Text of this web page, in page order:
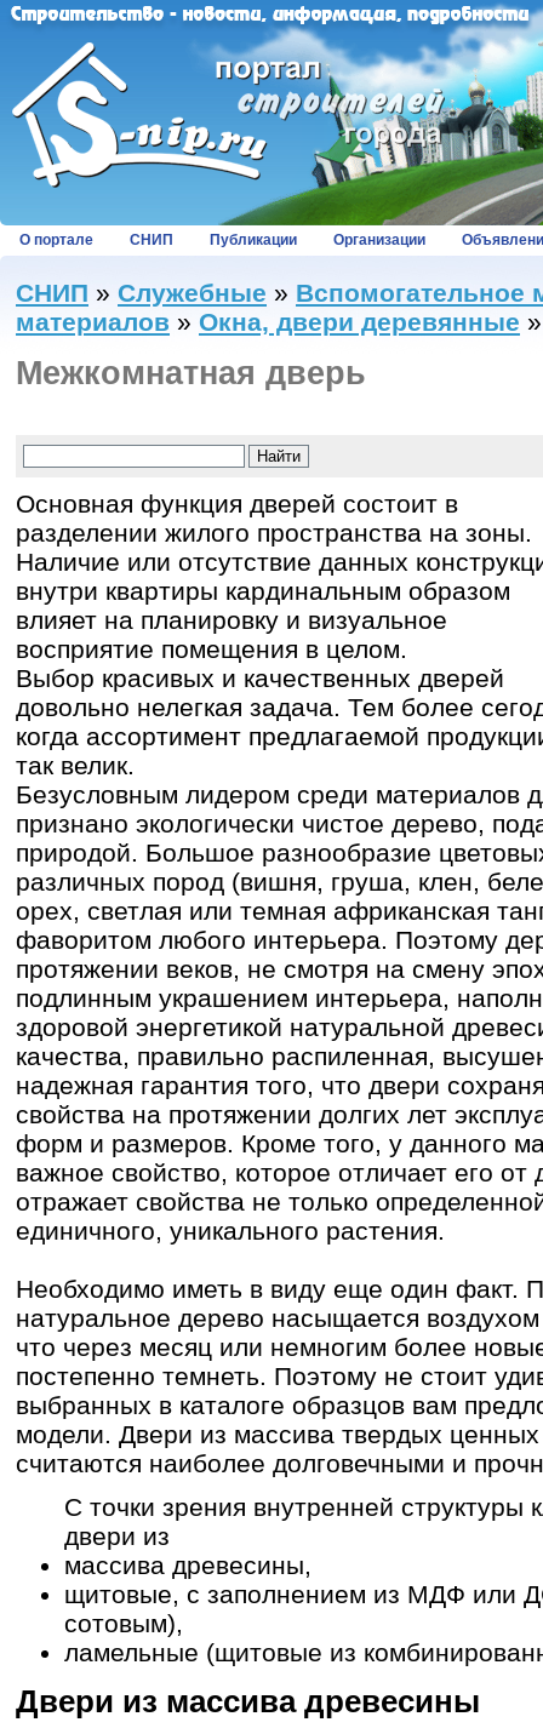
О портале СНИП Публикации Организации
СНИП » Служебные » Вспомогательное
материалов » Окна, двери деревянные
Межкомнатная дверь
Основная функция дверей состоит в
разделении жилого пространства на зоны.
Наличие или отсутствие данных
внутри квартиры кардинальным образом
влияет на планировку и визуальное
восприятие помещения в целом.
Выбор красивых и качественных дверей
довольно нелегкая задача. Тем более
когда ассортимент предлагаемой
так велик.
Безусловным лидером среди материалов
признано экологически чистое дерево,
природой. Большое разнообразие
различных пород (вишня, груша, клен,
орех, светлая или темная африканская
фаворитом любого интерьера. Поэтому
протяжении веков, не смотря на смену
подлинным украшением интерьера,
здоровой энергетикой натуральной
качества, правильно распиленная,
надежная гарантия того, что двери
свойства на протяжении долгих лет
форм и размеров. Кроме того, у данного
важное свойство, которое отличает его от
отражает свойства не только
единичного, уникального растения.
Необходимо иметь в виду еще один факт.
натуральное дерево насыщается
что через месяц или немногим более
постепенно темнеть. Поэтому не стоит
выбранных в каталоге образцов вам
модели. Двери из массива твердых
считаются наиболее долговечными и
C точки зрения внутренней
двери из
массива древесины,
щитовые, с заполнением из МДФ или
сотовым),
ламельные (щитовые из
Двери из массива древесины